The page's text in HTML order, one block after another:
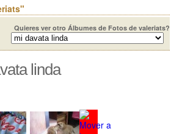
Quieres ver otro Álbumes de Fotos de valeriats?
linda